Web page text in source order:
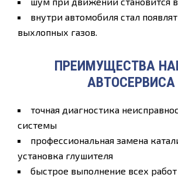
внутри автомобиля стал
выхлопных газов.
ПРЕИМУЩЕСТВА
АВТОСЕРВИСА
точная диагностика
системы
профессиональная замена
установка глушителя
быстрое выполнение всех работ